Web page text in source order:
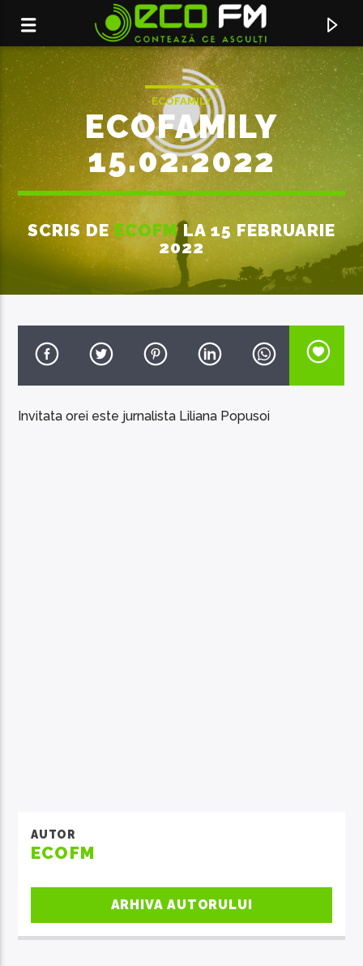
069155998
ECOFAMILY
ECOFAMILY
15.02.2022
SCRIS DEECOFMLA 15 FEBRUARIE
2022
Invitata orei este jurnalista Liliana Popusoi
AUTOR
ECOFM
ARHIVA AUTORULUI